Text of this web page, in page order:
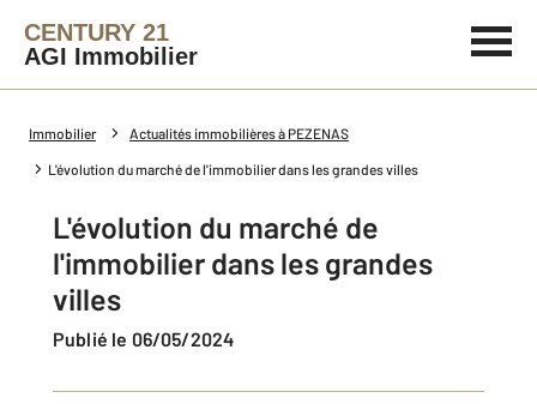
CENTURY 21
AGI Immobilier
Immobilier Actualités immobilières à PEZENAS
L'évolution du marché de l'immobilier dans les grandes villes
L'évolution du marché de
l'immobilier dans les grandes
villes
Publié le 06/05/2024